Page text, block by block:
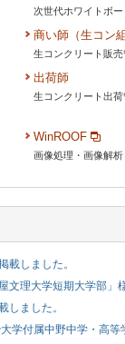
次世代ホワイトボ
商い師（生コン
生コンクリート販
出荷師
生コンクリート出
WinROOF
画像処理・画像解
載しました。
文理大学短期大学部」
しました。
学付属中野中学・高